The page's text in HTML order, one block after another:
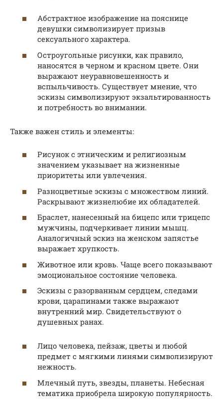
Абстрактное изображение на пояснице
девушки символизирует призыв
сексуального характера.
Остроугольные рисунки, как правило,
наносятся в черном и красном цвете. Они
выражают неуравновешенность и
вспыльчивость. Существует мнение, что
эскизы символизируют экзальтированность
и потребность во внимании.
Также важен стиль и элементы:
Рисунок с этническим и религиозным
значением указывает на жизненные
приоритеты или увлечения.
Разноцветные эскизы с множеством линий.
Раскрывают жизнелюбие их обладателей.
Браслет, нанесенный на бицепс или трицепс
мужчины, подчеркивает линии мышц.
Аналогичный эскиз на женском запястье
выражает хрупкость.
Животное или кровь. Чаще всего показывают
эмоциональное состояние человека.
Эскизы с разорванным сердцем, следами
крови, царапинами также выражают
внутренний мир. Свидетельствуют о
душевных ранах.
Лицо человека, пейзаж, цветы и любой
предмет с мягкими линями символизируют
нежность.
Млечный путь, звезды, планеты. Небесная
тематика приобрела широкую популярность.